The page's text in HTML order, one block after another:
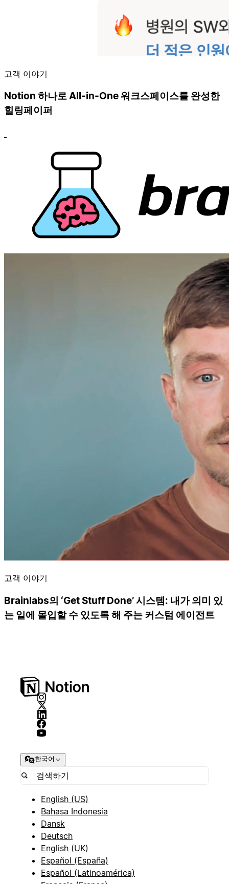
고객 이야기
Notion 하나로 All-in-One 워크스페이스를 완성한
힐링페이퍼
고객 이야기
Brainlabs의 ‘Get Stuff Done’ 시스템: 내가 의미 있
는 일에 몰입할 수 있도록 해 주는 커스텀 에이전트
한국어
English (US)
Bahasa Indonesia
Dansk
Deutsch
English (UK)
Español (España)
Español (Latinoamérica)